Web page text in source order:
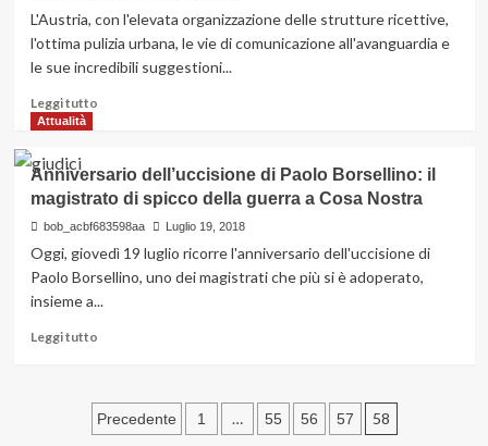
arriva
rete
il
Shazam!
L'Austria, con l'elevata organizzazione delle strutture ricettive,
l'ottima pulizia urbana, le vie di comunicazione all'avanguardia e
le sue incredibili suggestioni...
Leggi tuttoLeggi
Classifica
World
Economic
Forum:
al
primo
Attualità
Anniversario dell’uccisione di Paolo Borsellino: il
magistrato di spicco della guerra a Cosa Nostra
bob_acbf683598aa Luglio 19, 2018
Oggi, giovedì 19 luglio ricorre l'anniversario dell'uccisione di
Paolo Borsellino, uno dei magistrati che più si è adoperato,
insieme a...
Leggi tuttoLeggi
Anniversario
dell’uccisione
Paginazione
Precedente 1 … 55 56 57 58